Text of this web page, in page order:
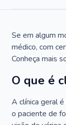
Se em algum
médico, com
Conheça mais
O que é
A clínica geral
o paciente de